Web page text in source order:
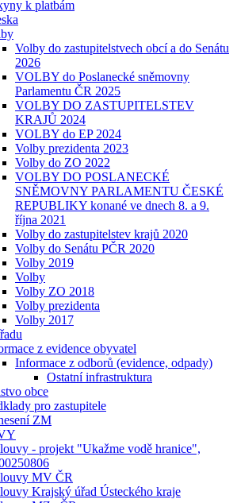
k platbám
Volby do zastupitelstvech obcí a do Senátu
2026
VOLBY do Poslanecké sněmovny
Parlamentu ČR 2025
VOLBY DO ZASTUPITELSTEV
KRAJŮ 2024
VOLBY do EP 2024
Volby prezidenta 2023
Volby do ZO 2022
VOLBY DO POSLANECKÉ
SNĚMOVNY PARLAMENTU ČESKÉ
REPUBLIKY konané ve dnech 8. a 9.
října 2021
Volby do zastupitelstev krajů 2020
Volby do Senátu PČR 2020
Volby 2019
Volby
Volby ZO 2018
Volby prezidenta
Volby 2017
z evidence obyvatel
Informace z odborů (evidence, odpady)
Ostatní infrastruktura
obce
pro zastupitele
ZM
- projekt "Ukažme vodě hranice",
MV ČR
Krajský úřad Ústeckého kraje